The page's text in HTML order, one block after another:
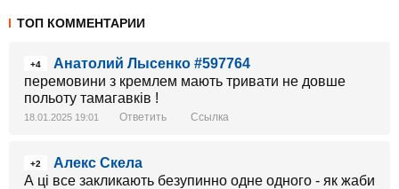
ТОП КОММЕНТАРИИ
+4
Анатолий Лысенко #597764
перемовини з кремлем мають тривати не довше
польоту тамагавків !
18.01.2025 19:01 Ответить Ссылка
+2
Алекс Скела
А ці все закликають безупинно одне одного - як жаби